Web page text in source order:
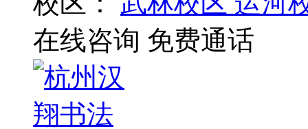
在线咨询 免费通话